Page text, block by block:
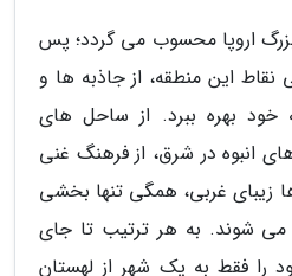
اروپا محسوب می گردد؛ پس
این منطقه، از جاذبه ها و
بهره ببرد. از ساحل های
انبوه در شرق، از فرهنگ غنی
زیبای غربی، همگی تنها بخشی
شوند. به هر ترتیب تا جای
را فقط به یک شهر از لهستان